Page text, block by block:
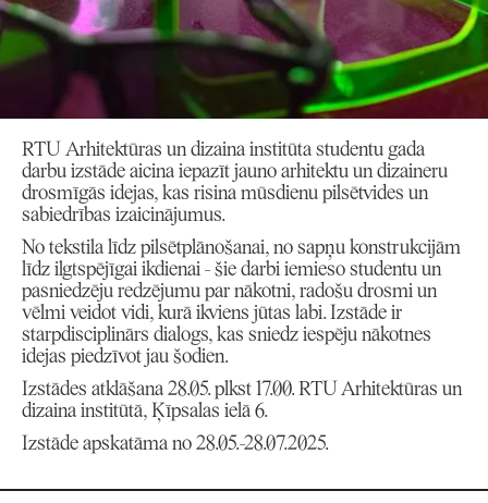
RTU Arhitektūras un dizaina institūta studentu gada
darbu izstāde aicina iepazīt jauno arhitektu un dizaineru
drosmīgās idejas, kas risina mūsdienu pilsētvides un
sabiedrības izaicinājumus.
No tekstila līdz pilsētplānošanai, no sapņu konstrukcijām
līdz ilgtspējīgai ikdienai - šie darbi iemieso studentu un
pasniedzēju redzējumu par nākotni, radošu drosmi un
vēlmi veidot vidi, kurā ikviens jūtas labi. Izstāde ir
starpdisciplinārs dialogs, kas sniedz iespēju nākotnes
idejas piedzīvot jau šodien.
Izstādes atklāšana 28.05. plkst 17.00. RTU Arhitektūras un
dizaina institūtā, Ķīpsalas ielā 6.
Izstāde apskatāma no 28.05.-28.07.2025.